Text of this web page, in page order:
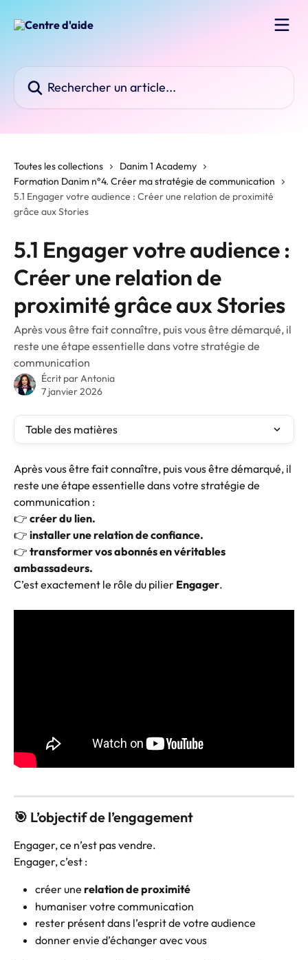
Toutes les collections
Danim 1 Academy
Formation Danim n°4. Créer ma stratégie de communication
5.1 Engager votre audience : Créer une relation de proximité
grâce aux Stories
5.1 Engager votre audience :
Créer une relation de
proximité grâce aux Stories
Après vous être fait connaître, puis vous être démarqué, il
reste une étape essentielle dans votre stratégie de
communication
Écrit parAntonia
7 janvier 2026
Table des matières
Après vous être fait connaître, puis vous être démarqué, il
reste une étape essentielle dans votre stratégie de
communication :
👉 créer du lien.
👉 installer une relation de confiance.
👉 transformer vos abonnés en véritables
ambassadeurs.
C’est exactement le rôle du pilier Engager.
🎯 L’objectif de l’engagement
Engager, ce n’est pas vendre.
Engager, c’est :
créer une relation de proximité
humaniser votre communication
rester présent dans l’esprit de votre audience
donner envie d’échanger avec vous